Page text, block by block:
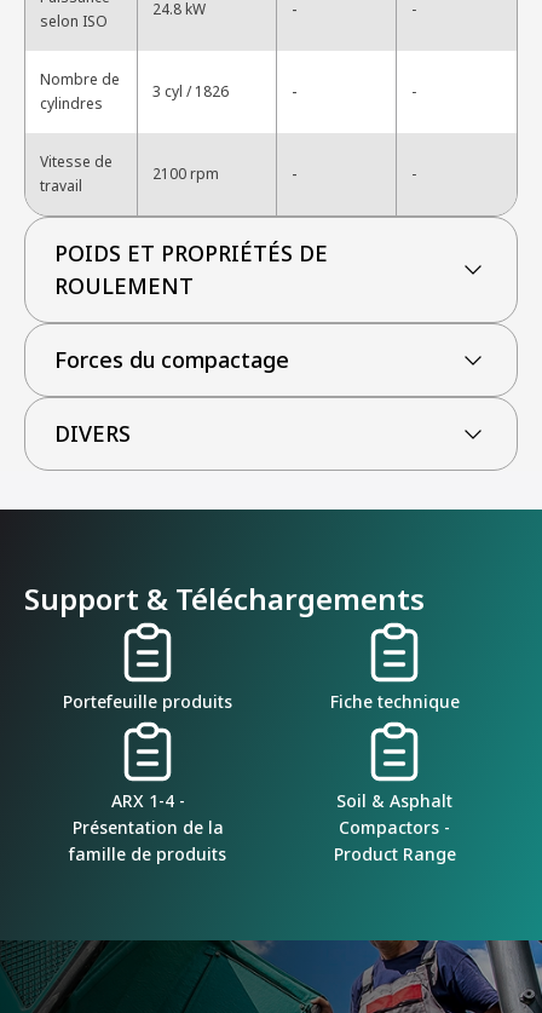
selon ISO
24.8 kW - -
Nombre de
cylindres
3 cyl / 1826 - -
Vitesse de
travail
2100 rpm - -
POIDS ET PROPRIÉTÉS DE
ROULEMENT
Forces du compactage
DIVERS
Support & Téléchargements
Portefeuille produits Fiche technique
ARX 1-4 -
Présentation de la
famille de produits
Soil & Asphalt
Compactors -
Product Range